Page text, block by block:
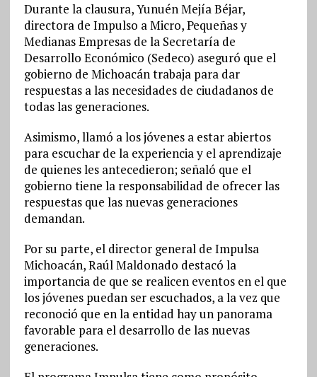
Durante la clausura, Yunuén Mejía Béjar,
directora de Impulso a Micro, Pequeñas y
Medianas Empresas de la Secretaría de
Desarrollo Económico (Sedeco) aseguró que el
gobierno de Michoacán trabaja para dar
respuestas a las necesidades de ciudadanos de
todas las generaciones.
Asimismo, llamó a los jóvenes a estar abiertos
para escuchar de la experiencia y el aprendizaje
de quienes les antecedieron; señaló que el
gobierno tiene la responsabilidad de ofrecer las
respuestas que las nuevas generaciones
demandan.
Por su parte, el director general de Impulsa
Michoacán, Raúl Maldonado destacó la
importancia de que se realicen eventos en el que
los jóvenes puedan ser escuchados, a la vez que
reconoció que en la entidad hay un panorama
favorable para el desarrollo de las nuevas
generaciones.